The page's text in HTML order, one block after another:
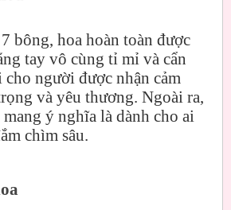
bông, hoa hoàn toàn được
tay vô cùng tỉ mỉ và cẩn
cho người được nhận cảm
và yêu thương. Ngoài ra,
ý nghĩa là dành cho ai
chìm sâu.